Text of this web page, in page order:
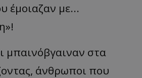
έμοιαζαν με...
»!
μπαινόβγαιναν στα
άνθρωποι που